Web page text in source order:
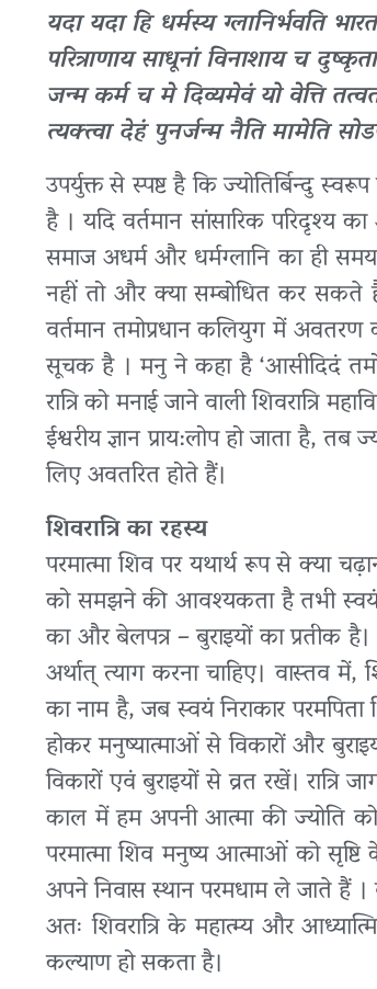
यदा यदा हि धर्मस्य ग्लानिर्भवति
परित्राणाय साधूनां विनाशाय च
जन्म कर्म च मे दिव्यमेवं यो वेत्ति
त्यक्त्वा देहं पुनर्जन्म नैति मामेति
उपर्युक्त से स्पष्ट है कि ज्योतिर्बिन्दु
है । यदि वर्तमान सांसारिक परिदृश्य
समाज अधर्म और धर्मग्लानि का ही
नहीं तो और क्या सम्बोधित कर सकते
वर्तमान तमोप्रधान कलियुग में अवतरण
सूचक है । मनु ने कहा है ‘आसीदिदं
रात्रि को मनाई जाने वाली शिवरात्रि
ईश्वरीय ज्ञान प्राय:लोप हो जाता है,
लिए अवतरित होते हैं।
शिवरात्रि का रहस्य
परमात्मा शिव पर यथार्थ रूप से क्या
को समझने की आवश्यकता है तभी स्वयं
का और बेलपत्र – बुराइयों का प्रतीक
अर्थात् त्याग करना चाहिए। वास्तव
का नाम है, जब स्वयं निराकार
होकर मनुष्यात्माओं से विकारों और
विकारों एवं बुराइयों से व्रत रखें।
काल में हम अपनी आत्मा की ज्योति
परमात्मा शिव मनुष्य आत्माओं को
अपने निवास स्थान परमधाम ले जाते हैं ।
अतः शिवरात्रि के महात्म्य और
कल्याण हो सकता है।